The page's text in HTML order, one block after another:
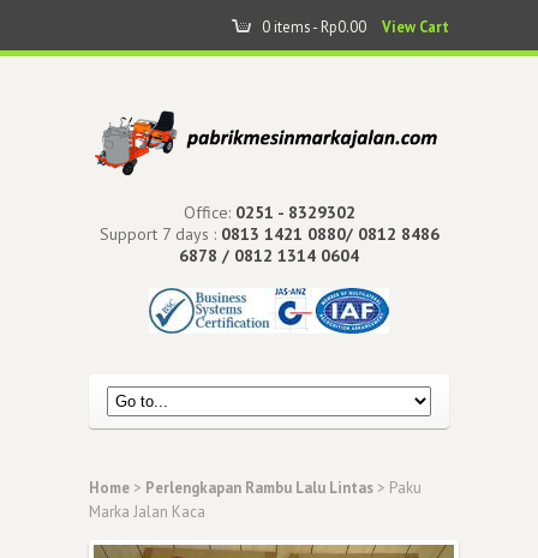
0 items - Rp0.00 View Cart
Office: 0251 - 8329302
Support 7 days : 0813 1421 0880/ 0812 8486
6878 / 0812 1314 0604
Home > Perlengkapan Rambu Lalu Lintas > Paku
Marka Jalan Kaca